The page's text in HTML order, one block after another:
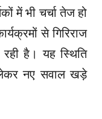
में भी चर्चा तेज हो
से गिरिराज
है। यह स्थिति
नए सवाल खड़े